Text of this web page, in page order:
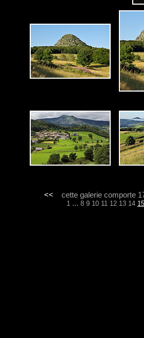
<< cette galerie comporte
1 ... 8 9 10 11 12 13 14 15